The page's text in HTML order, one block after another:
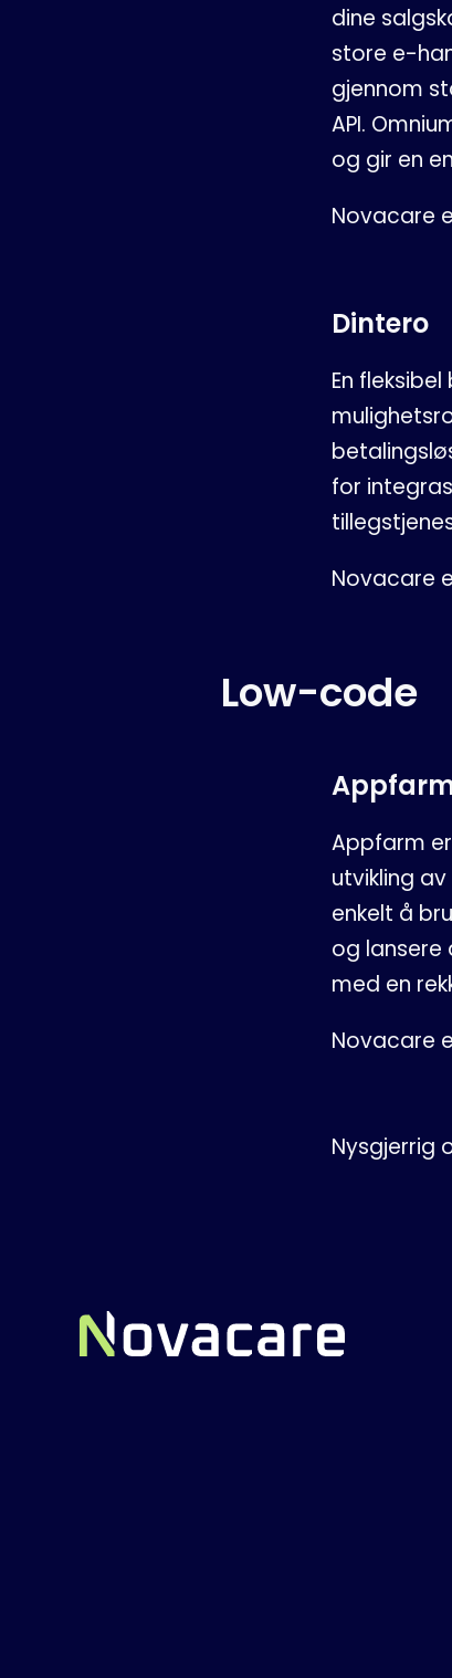
dine
store e-
gjennom
API.
og gir en
Novacare
Dintero
En
for
Novacare
Low-code
Appfarm
utvikling
enkelt å
og lansere
med en
Novacare
Nysgjerrig